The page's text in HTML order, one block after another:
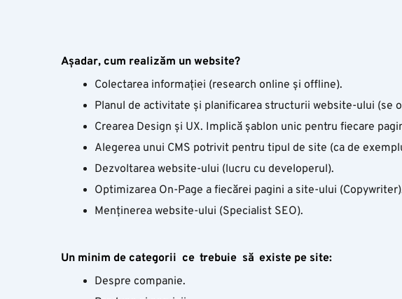
Așadar, cum realizăm un website?
Colectarea informației (research online și offline).
Planul de activitate și planificarea structurii website-ului (se
Crearea Design și UX. Implică șablon unic pentru fiecare
Alegerea unui CMS potrivit pentru tipul de site (ca de
Dezvoltarea website-ului (lucru cu developerul).
Optimizarea On-Page a fiecărei pagini a site-ului
Menținerea website-ului (Specialist SEO).
Un minim de categorii ce trebuie să existe pe site:
Despre companie.